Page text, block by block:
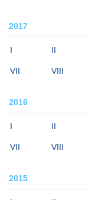
2017
I II
VII VIII
2016
I II
VII VIII
2015